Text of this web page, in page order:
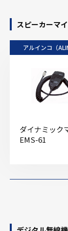
スピーカーマ
アルインコ（
ダイナミック
EMS-61